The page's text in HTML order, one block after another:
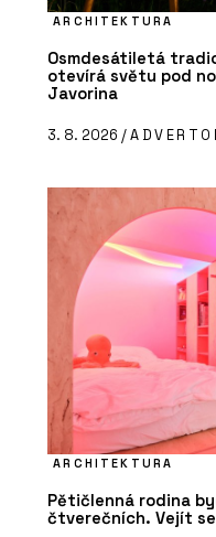
ARCHITEKTURA
Osmdesátiletá
otevírá světu pod
Javorina
3. 8. 2026 /
ARCHITEKTURA
Pětičlenná rodina
čtverečních. Vejít